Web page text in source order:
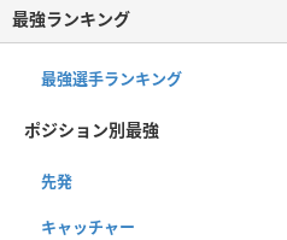
最強ランキング
最強選手ランキング
ポジション別最強
先発
キャッチャー